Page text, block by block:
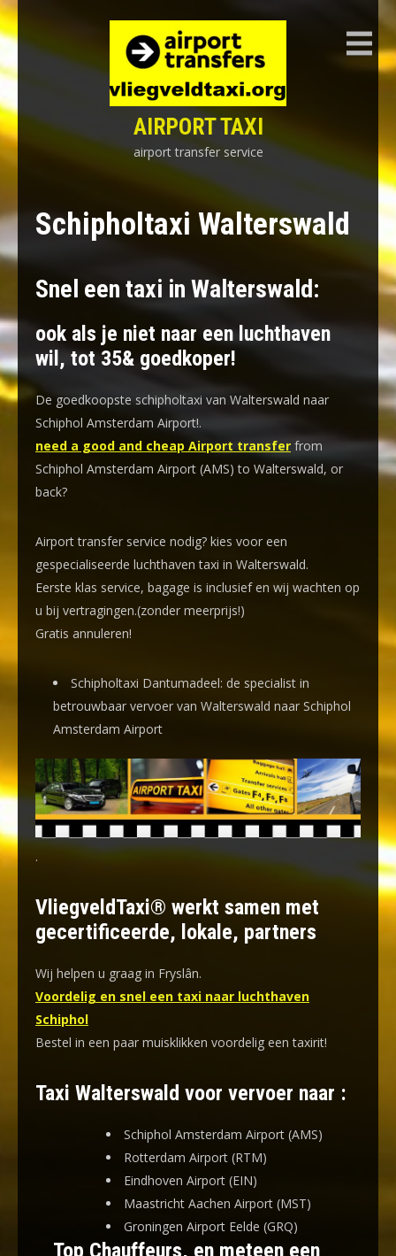
Skip
to
content
AIRPORT TAXI
airport transfer service
Schipholtaxi Walterswald
Snel een taxi in Walterswald:
ook als je niet naar een luchthaven
wil, tot 35& goedkoper!
De goedkoopste schipholtaxi van Walterswald naar
Schiphol Amsterdam Airport!.
need a good and cheap Airport transfer from
Schiphol Amsterdam Airport (AMS) to Walterswald, or
back?
Airport transfer service nodig? kies voor een
gespecialiseerde luchthaven taxi in Walterswald.
Eerste klas service, bagage is inclusief en wij wachten op
u bij vertragingen.(zonder meerprijs!)
Gratis annuleren!
Schipholtaxi Dantumadeel: de specialist in
betrouwbaar vervoer van Walterswald naar Schiphol
Amsterdam Airport
.
VliegveldTaxi® werkt samen met
gecertificeerde, lokale, partners
Wij helpen u graag in Fryslân.
Voordelig en snel een taxi naar luchthaven
Schiphol
Bestel in een paar muisklikken voordelig een taxirit!
Taxi Walterswald voor vervoer naar :
Schiphol Amsterdam Airport (AMS)
Rotterdam Airport (RTM)
Eindhoven Airport (EIN)
Maastricht Aachen Airport (MST)
Groningen Airport Eelde (GRQ)
Top Chauffeurs, en meteen een